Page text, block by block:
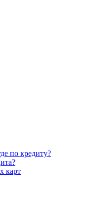
по кредиту?
карт